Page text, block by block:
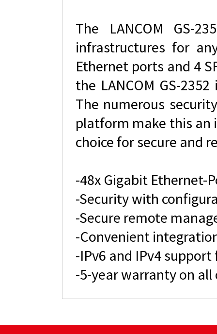
The LANCOM GS-
infrastructures for
Ethernet ports and 4
the LANCOM GS-
The numerous
platform make this an
choice for secure and
-48x Gigabit Ethernet-
-Security with
-Secure remote
-Convenient
-IPv6 and IPv4
-5-year warranty on